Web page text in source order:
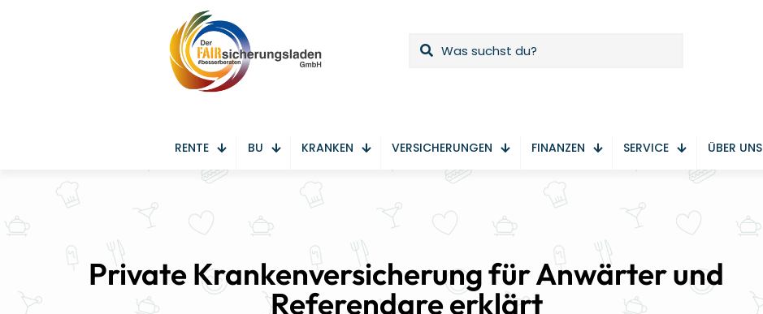
RENTE BU KRANKEN VERSICHERUNGEN FINANZEN SERVICE ÜBER UNS
Private Krankenversicherung für Anwärter und
Referendare erklärt